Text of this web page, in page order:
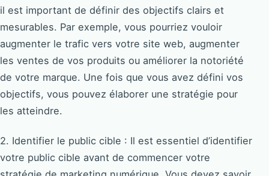
il est important de définir des objectifs clairs et
mesurables. Par exemple, vous pourriez vouloir
augmenter le trafic vers votre site web, augmenter
les ventes de vos produits ou améliorer la notoriété
de votre marque. Une fois que vous avez défini vos
objectifs, vous pouvez élaborer une stratégie pour
les atteindre.
2. Identifier le public cible : Il est essentiel d’identifier
votre public cible avant de commencer votre